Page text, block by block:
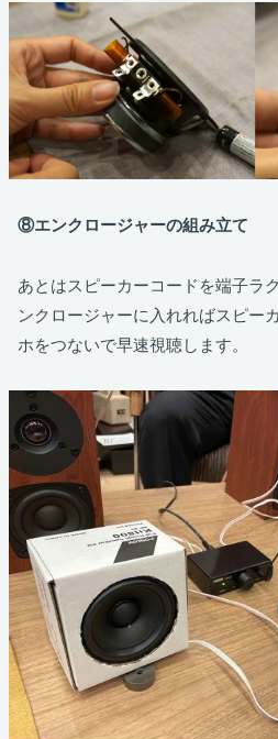
⑧エンクロージャーの組み立て
あとはスピーカーコードを端子ラ
ンクロージャーに入れればスピー
ホをつないで早速視聴します。